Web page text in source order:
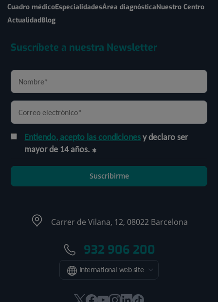
Cuadro médicoEspecialidadesÁrea diagnósticaNuestro Centro
ActualidadBlog
Suscríbete a nuestra Newsletter
Entiendo, acepto las condicionesy declaro ser
mayor de 14 años.
Suscribirme
Carrer de Vilana, 12, 08022 Barcelona
932 906 200
International web site
EsteEsteEsteEsteEsteEnlace